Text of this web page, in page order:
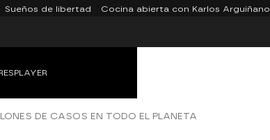
Sueños de libertad Cocina abierta con Karlos Arguiñano
DE CASOS EN TODO EL PLANETA